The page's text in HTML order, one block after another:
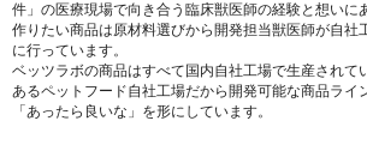
件」の医療現場で向き合う臨床獣医師の経験と想いに
作りたい商品は原材料選びから開発担当獣医師が自社
に行っています。
ベッツラボの商品はすべて国内自社工場で生産されて
あるペットフード自社工場だから開発可能な商品ライ
「あったら良いな」を形にしています。